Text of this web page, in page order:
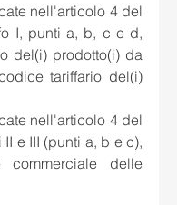
nell'articolo 4 del
I, punti a, b, c e d,
del(i) prodotto(i) da
tariffario del(i)
nell'articolo 4 del
e III (punti a, b e c),
commerciale delle